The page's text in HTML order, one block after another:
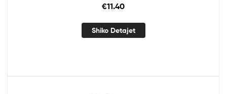
€11.40
Shiko Detajet